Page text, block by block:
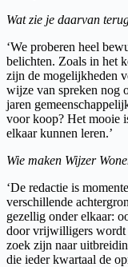
Wat zie je daarvan
‘We proberen heel
belichten. Zoals in het
zijn de mogelijkheden
wijze van spreken nog
jaren
voor koop? Het mooie
elkaar kunnen leren.’
Wie maken Wijzer
‘De redactie is
verschillende
gezellig onder elkaar:
door vrijwilligers wordt
zoek zijn naar
die ieder kwartaal de